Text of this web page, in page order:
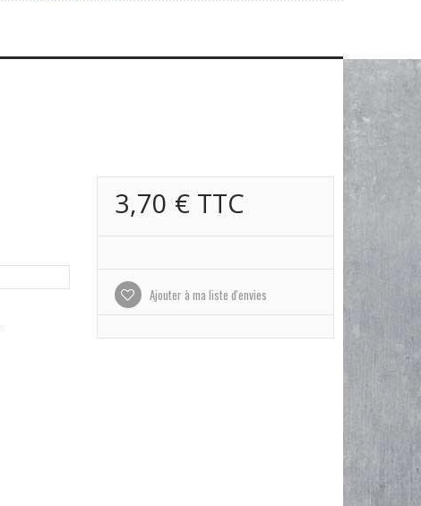
3,70 €TTC
Ajouter à ma liste d'envies